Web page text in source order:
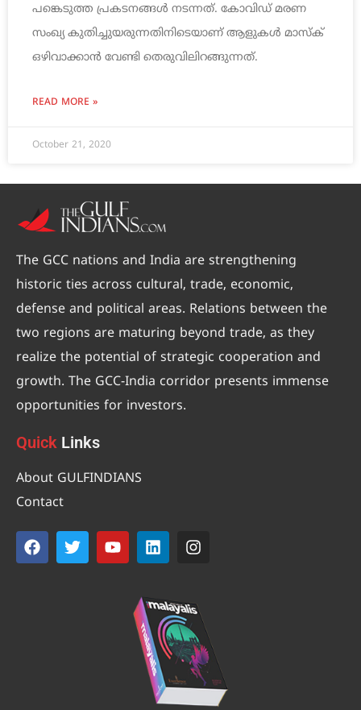
പങ്കെടുത്ത പ്രകടനങ്ങള്‍ നടന്നത്. കോവിഡ് മരണ
സംഖ്യ കുതിച്ചുയരുന്നതിനിടെയാണ് ആളുകൾ മാസ്ക്
ഒഴിവാക്കാൻ വേണ്ടി തെരുവിലിറങ്ങുന്നത്.
READ MORE »
October 21, 2020
The GCC nations and India are strengthening
historic ties across cultural, trade, economic,
defense and political areas. Relations between the
two regions are maturing beyond trade, as they
realize the potential of strategic cooperation and
growth. The GCC-India corridor presents immense
opportunities for investors.
Quick Links
About GULFINDIANS
Contact